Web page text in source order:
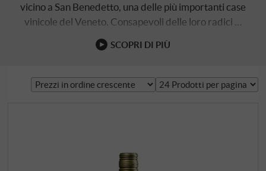
vicino a San Benedetto, una delle più importanti case
vinicole del Veneto. Consapevoli delle loro radici …
SCOPRI DI PIÙ